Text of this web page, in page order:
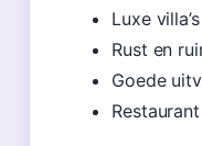
Luxe
Rust en
Goede